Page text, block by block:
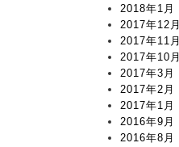
2018年1月
2017年12月
2017年11月
2017年10月
2017年3月
2017年2月
2017年1月
2016年9月
2016年8月